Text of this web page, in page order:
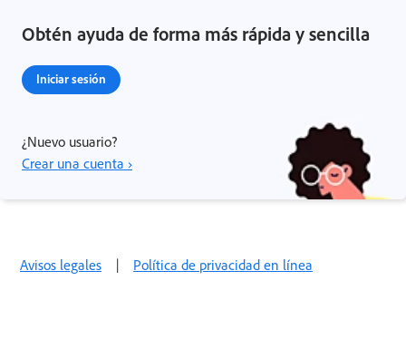
Obtén ayuda de forma más rápida y sencilla
Iniciar sesión
¿Nuevo usuario?
Crear una cuenta ›
Avisos legales | Política de privacidad en línea